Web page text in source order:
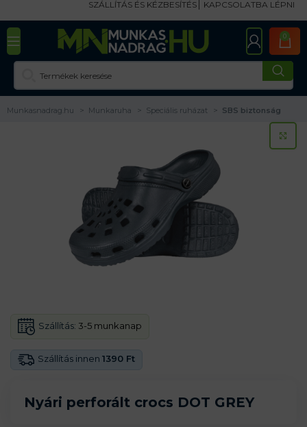
SZÁLLÍTÁS ÉS KÉZBESÍTÉS KAPCSOLATBA LÉPNI
0
Munkasnadrag.hu Munkaruha Speciális ruházat SBS biztonság
Nyári perforált crocs DOT GREY
Szállítás innen 1390 Ft
Szállítás: 3-5 munkanap